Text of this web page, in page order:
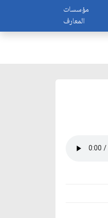
مؤسسات
المعارف